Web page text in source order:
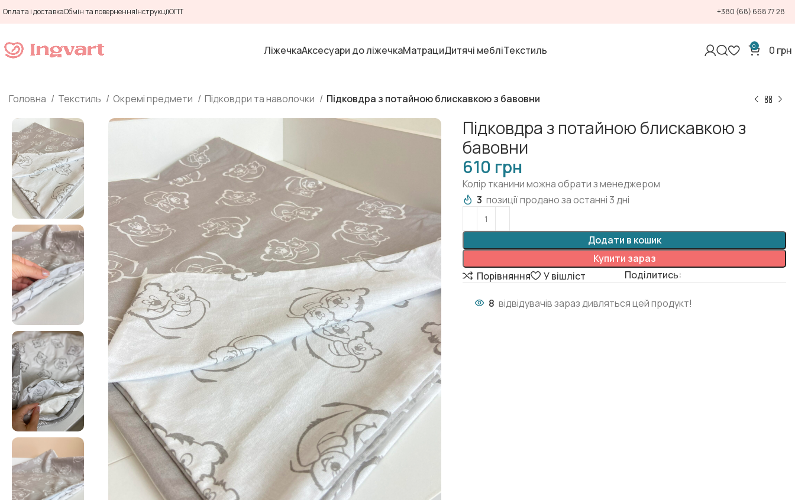
Оплата і доставкаОбмін та поверненняІнструкціїОПТ +380 (68) 668 77 28
ЛіжечкаАксесуари до ліжечкаМатрациДитячі мебліТекстиль 0 0 грн
Головна Текстиль Окремі предмети Підковдри та наволочки Підковдра з потайною блискавкою з бавовни
Підковдра з потайною блискавкою з
бавовни
грн
Колір тканини можна обрати з менеджером
3 позиції продано за останні 3 дні
Додати в кошик
Купити зараз
Порівняння
У вішліст Поділитись:
8 відвідувачів зараз дивляться цей продукт!